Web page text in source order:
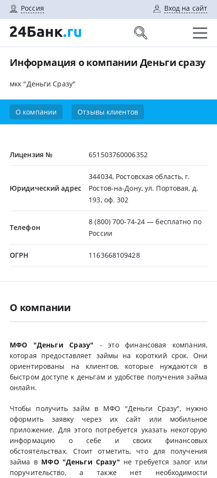
Россия Вход на сайт
Информация о компании Деньги сразу
мкк "Деньги Сразу"
О компании Отзывы клиентов
Лицензия № 651503760006352
Юридический адрес
344034, Ростовская область, г.
Ростов-на-Дону, ул. Портовая, д.
193, оф. 302
Телефон
8 (800) 700-74-24 — бесплатно по
России
ОГРН 1163668109428
О компании
МФО "Деньги Сразу" - это финансовая компания,
которая предоставляет займы на короткий срок. Они
ориентированы на клиентов, которые нуждаются в
быстром доступе к деньгам и удобстве получения займа
онлайн.
Чтобы получить займ в МФО "Деньги Сразу", нужно
оформить заявку через их сайт или мобильное
приложение. Для этого потребуется указать некоторую
информацию о себе и своих финансовых
обстоятельствах. Стоит отметить, что для получения
займа в МФО "Деньги Сразу" не требуется залог или
поручительство, а также нет необходимости